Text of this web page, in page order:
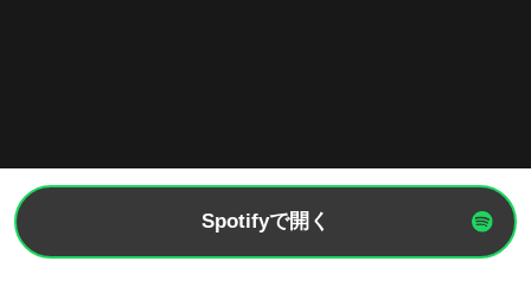
Spotifyで開く